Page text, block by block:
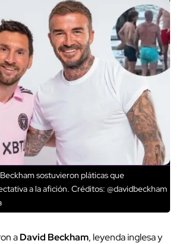
sostuvieron pláticas que
a la afición. Créditos: @davidbeckham
aDavid Beckham, leyenda inglesa y